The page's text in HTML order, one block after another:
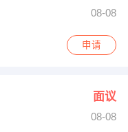
08-08
申请
面议
08-08